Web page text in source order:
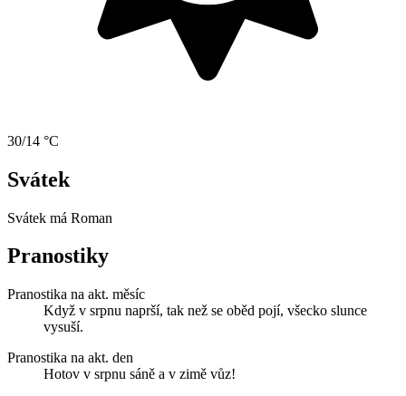
30/14 °C
Svátek
Svátek má Roman
Pranostiky
Pranostika na akt. měsíc
Když v srpnu naprší, tak než se oběd pojí, všecko slunce
vysuší.
Pranostika na akt. den
Hotov v srpnu sáně a v zimě vůz!